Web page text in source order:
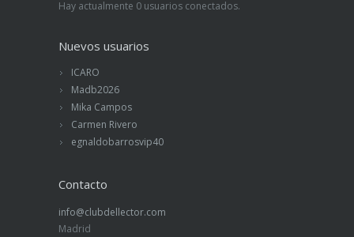
Hay actualmente 0 usuarios conectados.
Nuevos usuarios
ICARO
Madb2026
Mika Campos
Carmen Rivero
egnaldobarrosvip40
Contacto
info@clubdellector.com
Madrid